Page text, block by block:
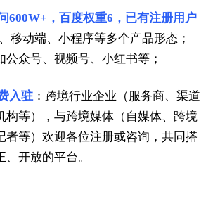
600W+，百度权重6，已有注册用户
移动端、小程序等多个产品形态；
公众号、视频号、小红书等；
入驻：跨境行业企业（服务商、渠道
构等），与跨境媒体（自媒体、跨境
者等）欢迎各位注册或咨询，共同搭
开放的平台。